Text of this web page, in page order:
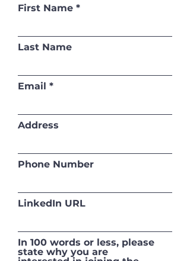
First Name
Last Name
Email
Address
Phone Number
LinkedIn URL
In 100 words or less, please
state why you are